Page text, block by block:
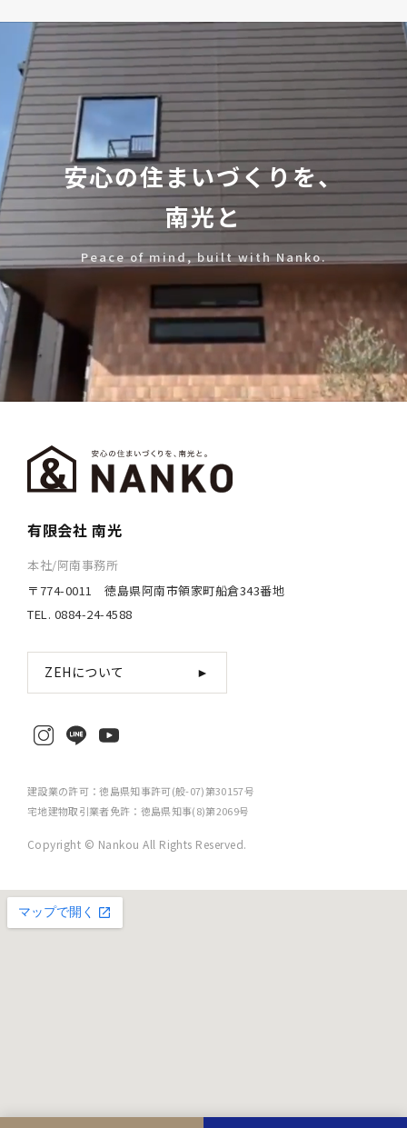
安心の住まいづくりを、
南光と
Peace of mind, built with Nanko.
有限会社 南光
本社/阿南事務所
〒774-0011 徳島県阿南市領家町船倉343番地
TEL. 0884-24-4588
ZEHについて ►
建設業の許可：徳島県知事許可(般-07)第30157号
宅地建物取引業者免許：徳島県知事(8)第2069号
Copyright © Nankou All Rights Reserved.